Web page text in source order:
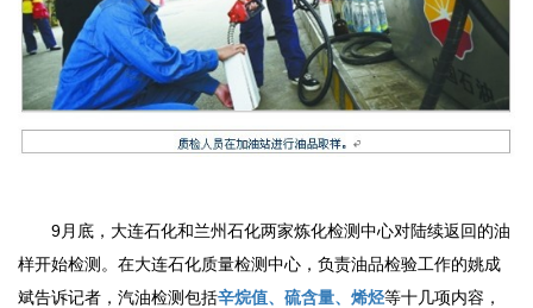
9月底，大连石化和兰州石化两家炼化检测中心对陆续返回的油
样开始检测。在大连石化质量检测中心，负责油品检验工作的姚成
斌告诉记者，汽油检测包括辛烷值、硫含量、烯烃等十几项内容，